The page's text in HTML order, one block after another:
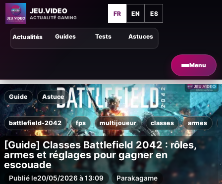
JEU.VIDEO
ACTUALITÉ GAMING
FR EN ES
Menu
Astuces
Guides Tests
Actualités
Guide Astuce
battlefield-2042 fps multijoueur classes armes
[Guide] Classes Battlefield 2042 : rôles,
armes et réglages pour gagner en
escouade
Publié le20/05/2026 à 13:09 Parakagame